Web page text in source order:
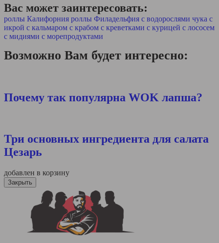
Вас может заинтересовать:
роллы Калифорния роллы Филадельфия с водорослями чука с
икрой с кальмаром с крабом с креветками с курицей с лососем
с мидиями с морепродуктами
Возможно Вам будет интересно:
Почему так популярна WOK лапша?
Три основных ингредиента для салата
Цезарь
добавлен в корзину
Закрыть